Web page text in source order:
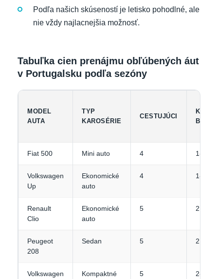
Podľa našich skúseností je letisko pohodlné, ale
nie vždy najlacnejšia možnosť.
Tabuľka cien prenájmu obľúbených áut
v Portugalsku podľa sezóny
MODEL
AUTA
TYP
KAROSÉRIE
CESTUJÚCI
Fiat 500 Mini auto 4 1-2
Volkswagen
Up
Ekonomické
auto
4 1-2
Renault
Clio
Ekonomické
auto
5 2
Peugeot
208
Sedan 5 2
Volkswagen
Kompaktné
5 2-3